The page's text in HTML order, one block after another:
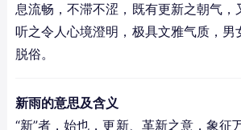
息流畅，不滞不涩，既有更新之朝气，
听之令人心境澄明，极具文雅气质，男
脱俗。
新雨的意思及含义
“新”者，始也，更新、革新之意，象征